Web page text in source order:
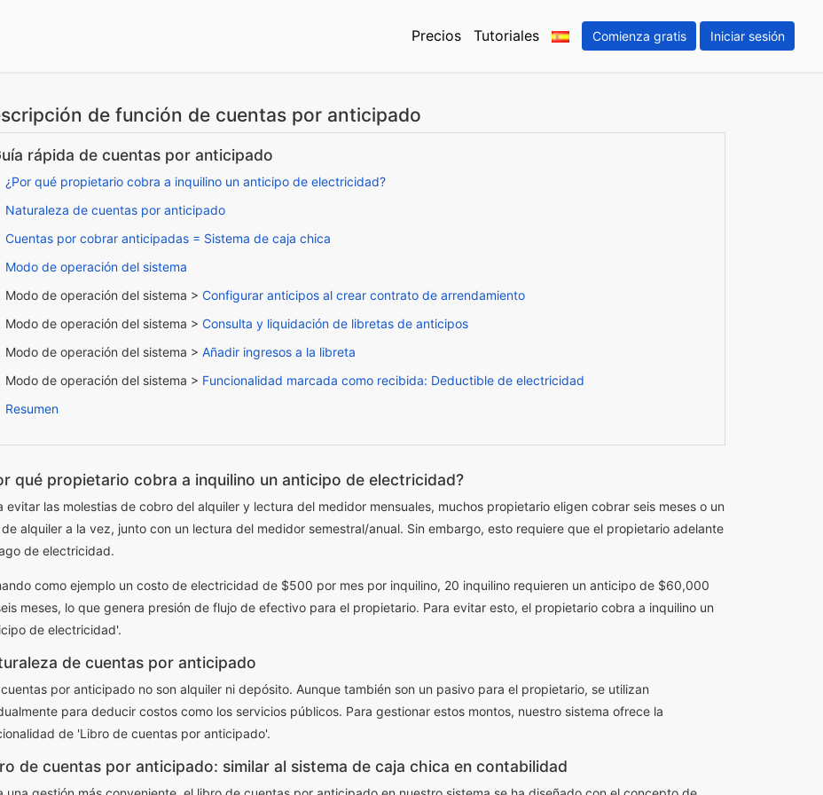
Precios Tutoriales Comienza gratis Iniciar sesión
de función de cuentas por anticipado
rápida de cuentas por anticipado
¿Por qué propietario cobra a inquilino un anticipo de electricidad?
Naturaleza de cuentas por anticipado
Cuentas por cobrar anticipadas = Sistema de caja chica
Modo de operación del sistema
Modo de operación del sistema > Configurar anticipos al crear contrato de arrendamiento
Modo de operación del sistema > Consulta y liquidación de libretas de anticipos
Modo de operación del sistema > Añadir ingresos a la libreta
Modo de operación del sistema > Funcionalidad marcada como recibida: Deductible de electricidad
Resumen
qué propietario cobra a inquilino un anticipo de electricidad?
evitar las molestias de cobro del alquiler y lectura del medidor mensuales, muchos propietario eligen cobrar seis meses o un
alquiler a la vez, junto con un lectura del medidor semestral/anual. Sin embargo, esto requiere que el propietario adelante
de electricidad.
como ejemplo un costo de electricidad de $500 por mes por inquilino, 20 inquilino requieren un anticipo de $60,000
meses, lo que genera presión de flujo de efectivo para el propietario. Para evitar esto, el propietario cobra a inquilino un
de electricidad'.
de cuentas por anticipado
por anticipado no son alquiler ni depósito. Aunque también son un pasivo para el propietario, se utilizan
para deducir costos como los servicios públicos. Para gestionar estos montos, nuestro sistema ofrece la
de 'Libro de cuentas por anticipado'.
de cuentas por anticipado: similar al sistema de caja chica en contabilidad